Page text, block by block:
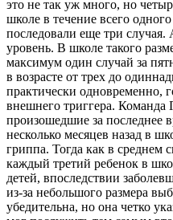
это не так уж много, но
школе в течение всего
последовали еще три
уровень. В школе такого
максимум один случай за
в возрасте от трех до
практически одновременно,
внешнего триггера. Команда
произошедшие за последнее
несколько месяцев назад в
гриппа. Тогда как в среднем
каждый третий ребенок в
детей, впоследствии
из-за небольшого размера
убедительна, но она четко